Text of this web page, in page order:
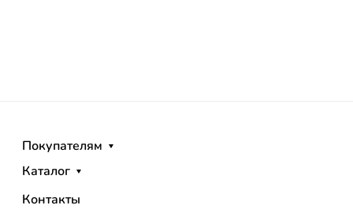
Покупателям
Каталог
Контакты